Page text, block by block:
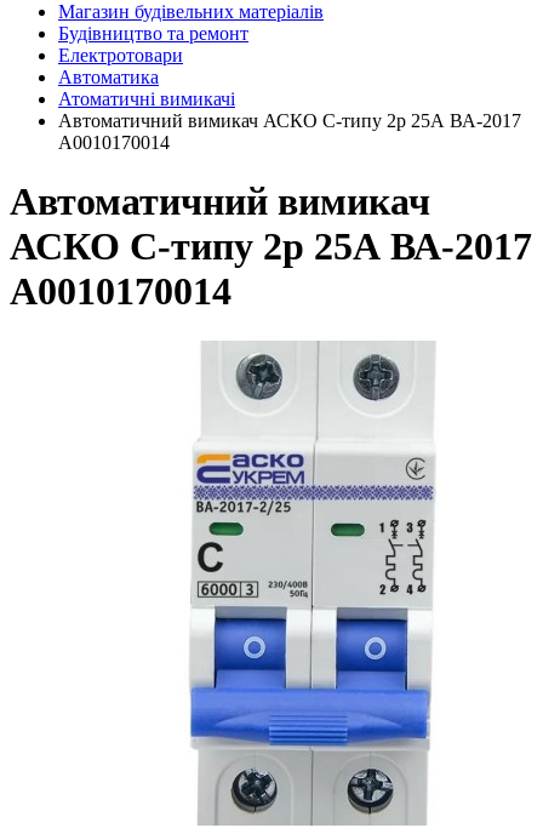
Магазин будівельних матеріалів
Будівництво та ремонт
Електротовари
Автоматика
Атоматичні вимикачі
Автоматичний вимикач АСКО C-типу 2р 25А ВА-2017
A0010170014
Автоматичний вимикач
АСКО C-типу 2р 25А ВА-2017
A0010170014